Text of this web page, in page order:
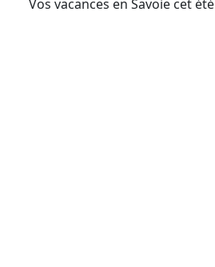
Vos vacances en Savoie cet été